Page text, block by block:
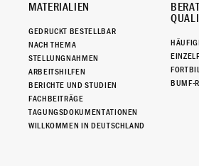
MATERIALIEN
GEDRUCKT BESTELLBAR
NACH THEMA
STELLUNGNAHMEN
ARBEITSHILFEN
BERICHTE UND STUDIEN
FACHBEITRÄGE
TAGUNGSDOKUMENTATIONEN
WILLKOMMEN IN DEUTSCHLAND
BUMF-